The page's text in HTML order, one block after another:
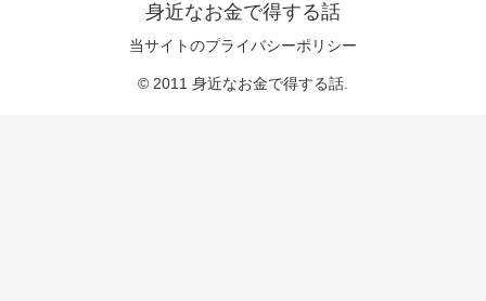
身近なお金で得する話
当サイトのプライバシーポリシー
© 2011 身近なお金で得する話.